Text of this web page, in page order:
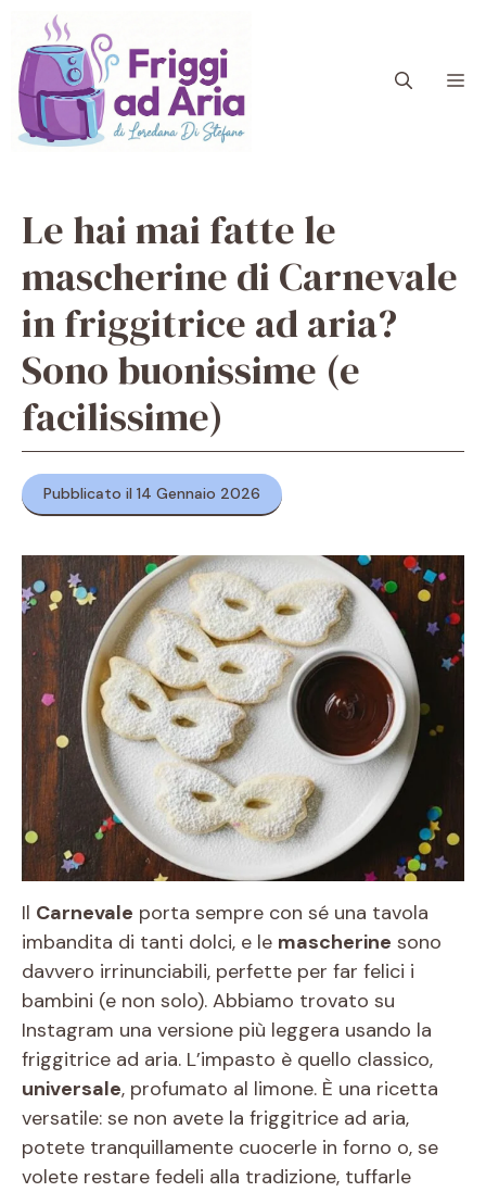
contenuto
Le hai mai fatte le
mascherine di Carnevale
in friggitrice ad aria?
Sono buonissime (e
facilissime)
Pubblicato il 14 Gennaio 2026
Il Carnevale porta sempre con sé una tavola
imbandita di tanti dolci, e le mascherine sono
davvero irrinunciabili, perfette per far felici i
bambini (e non solo). Abbiamo trovato su
Instagram una versione più leggera usando la
friggitrice ad aria. L’impasto è quello classico,
universale, profumato al limone. È una ricetta
versatile: se non avete la friggitrice ad aria,
potete tranquillamente cuocerle in forno o, se
volete restare fedeli alla tradizione, tuffarle